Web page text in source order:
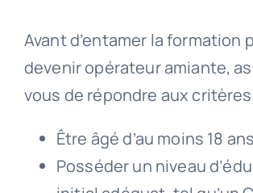
Avant d’entamer la formation
devenir opérateur amiante,
vous de répondre aux
Être âgé d’au moins 18
Posséder un niveau